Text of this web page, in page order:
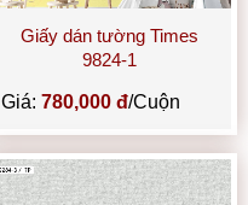
Giấy dán tường Times
9824-1
Giá: 780,000 đ/Cuộn